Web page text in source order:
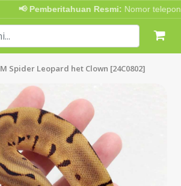
📢 Pemberitahuan Resmi:Nomor telepon
M Spider Leopard het Clown [24C0802]